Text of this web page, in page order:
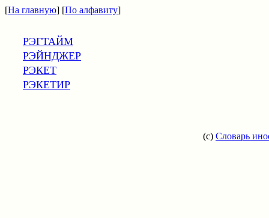
[На главную] [По алфавиту]
РЭГТАЙМ
РЭЙНДЖЕР
РЭКЕТ
РЭКЕТИР
(c) Словарь